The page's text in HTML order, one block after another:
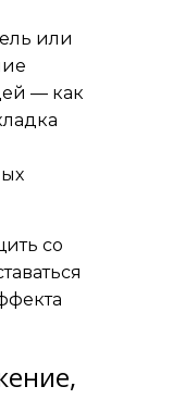
или
— как
со